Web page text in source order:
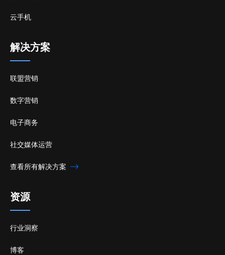
云手机
解决方案
联盟营销
数字营销
电子商务
社交媒体运营
查看所有解决方案
资源
行业洞察
博客